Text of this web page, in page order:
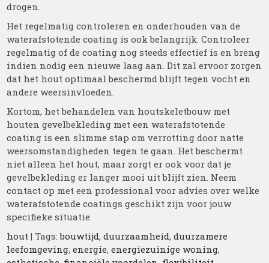
drogen.
Het regelmatig controleren en onderhouden van de
waterafstotende coating is ook belangrijk. Controleer
regelmatig of de coating nog steeds effectief is en breng
indien nodig een nieuwe laag aan. Dit zal ervoor zorgen
dat het hout optimaal beschermd blijft tegen vocht en
andere weersinvloeden.
Kortom, het behandelen van houtskeletbouw met
houten gevelbekleding met een waterafstotende
coating is een slimme stap om verrotting door natte
weersomstandigheden tegen te gaan. Het beschermt
niet alleen het hout, maar zorgt er ook voor dat je
gevelbekleding er langer mooi uit blijft zien. Neem
contact op met een professional voor advies over welke
waterafstotende coatings geschikt zijn voor jouw
specifieke situatie.
hout | Tags:bouwtijd,duurzaamheid,duurzamere
leefomgeving,energie,energiezuinige woning,